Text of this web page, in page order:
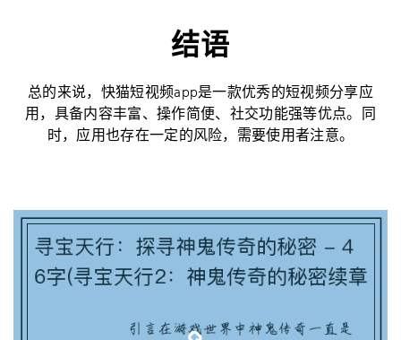
结语
总的来说，快猫短视频app是一款优秀的短视频分享应
用，具备内容丰富、操作简便、社交功能强等优点。同
时，应用也存在一定的风险，需要使用者注意。